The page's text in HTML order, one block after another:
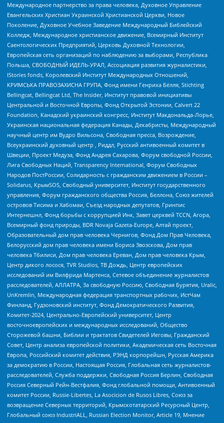
Международное партнерство за права человека, Духовное Управление
Евангельских Христиан Украинской Христианской Церкви, Новое
Поколение, Духовное Учебное Заведение Международный Библейский
Колледж, Международное христианское движение, Всемирный Институт
Саентологических Предприятий, Церковь Духовной Технологии,
Европейская сеть организаций по наблюдению за выборами, Республика
Польша, СВОБОДНЫЙ ИДЕЛЬ-УРАЛ, Ассоциация развития журналистики,
IStories fonds, Королевский Институт Международных Отношений,
КРИМСЬКА ПРАВОЗАХИСНА ГРУПА, Фонд имени Генриха Бёлля, Stichting
Bellingcat, Bellingcat Ltd, The Insider, Институт правовой инициативы
Центральной и Восточной Европы, Фонд Открытой Эстонии, Calvert 22
Foundation, Канадский украинский конгресс, Институт Макдональда-Лорье,
Украинская национальная федерация Канады, Декабристы, Международный
научный центр им Вудро Вильсона, Свободная пресса, Возрождение,
Всеукраинский духовный центр , Риддл, Русский антивоенный комитет в
Швеции, Проект Медуза, Фонд Андрея Сахарова, Форум свободной России,
Лига Свободных Наций, Transparеncy International, Форум Свободных
Народов ПостРоссии, Солидарность с гражданским движением в России –
Solidarus, КрымSOS, Свободный университет, Институт государственного
управления, Форум гражданского общества Россия, Беллона, Союз жителей
островов Тисима и Хабомаи, Съезд народных депутатов, Гринпис
Интернешнл, Фонд борьбы с коррупцией Инк, Завет церквей TCCN, Агора,
Всемирный фонд природы, BDR Novaja Gazeta-Europe, Алтай проект,
Образовательный дом прав человека Чернигов, Фонд Дом Прав Человека,
Белорусский дом прав человека имени Бориса Звозскова, Дом прав
человека Тбилиси, Дом прав человека Ереван, Дом прав человека Крым,
Центр дикого лосося, TVR Studios, ТВ Дождь, Центр европейских
исследований им Вилфрида Мартенса, Сетевое объединение журналистов
расследователей, АЛЛАТРА, За свободную Россию, Свободная Бурятия, Uralic,
UnKremlin, Международная федерация транспортных рабочих, ИстЧам
Финланд, Гудзоновский институт, Фонд Демократического Развития,
Комитет-2024, Центрально-Европейский университет, Центр
восточноевропейских и международных исследований, Общество
Сторожевой башни, Библии и трактатов Свидетелей Иеговы, Гражданский
Совет, Центр анализа европейской политики, Академическая сеть Восточная
Европа, Российский комитет действия, РЭНД корпорейшн, Русская Америка
за демократию в России, Настоящая Россия, Глобальная сеть журналистов-
расследователей, Служба поддержки, Свободная Россия Берлин, Свободная
Россия Северный Рейн-Вестфалия, Фонд глобальной помощи, Антивоенный
комитет России, Russie-Libertes, La Asocicion de Rusos Libres, Союз за
возвращение Северных территорий, Крымскотатарский Ресурсный Центр,
Глобальный союз IndustriALL, Russian Election Monitor, Article 19, Мнение